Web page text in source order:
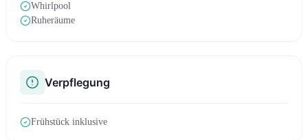
Whirlpool
Ruheräume
Verpflegung
Frühstück inklusive